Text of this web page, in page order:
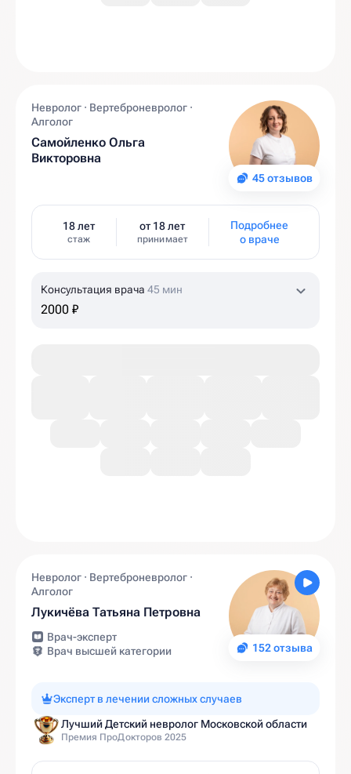
45 отзывов
Невролог · Вертеброневролог ·
Алголог
Самойленко Ольга
Викторовна
18 лет
стаж
от 18 лет
принимает
Подробнее
о враче
Консультация врача 45 мин
2000 ₽
152 отзыва
Невролог · Вертеброневролог ·
Алголог
Лукичёва Татьяна Петровна
Врач-эксперт
Врач высшей категории
Эксперт в лечении сложных случаев
Лучший Детский невролог Московской области
Премия ПроДокторов 2025